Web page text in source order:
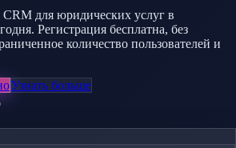
CRM для юридических услуг в
Регистрация бесплатна, без
количество пользователей и
Узнать больше